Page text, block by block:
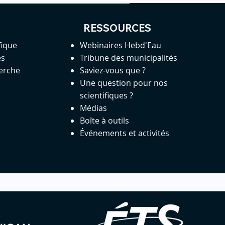
RESSOURCES
Webinaires Hebd'Eau
Tribune des municipalités
Saviez-vous que ?
Une question pour nos
scientifiques ?
Médias
Boîte à outils
Événements et activités